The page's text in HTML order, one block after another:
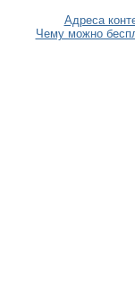
Адреса
Чему можно